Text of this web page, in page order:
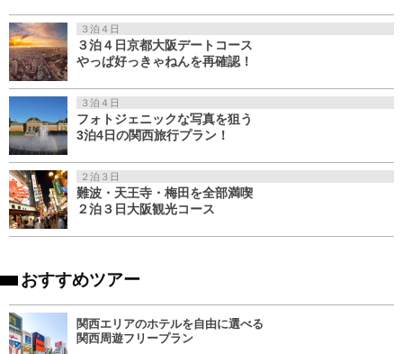
３泊４日
３泊４日京都大阪デートコース
やっぱ好っきゃねんを再確認！
３泊４日
フォトジェニックな写真を狙う
3泊4日の関西旅行プラン！
２泊３日
難波・天王寺・梅田を全部満喫
２泊３日大阪観光コース
おすすめツアー
関西エリアのホテルを自由に選べる
関西周遊フリープラン